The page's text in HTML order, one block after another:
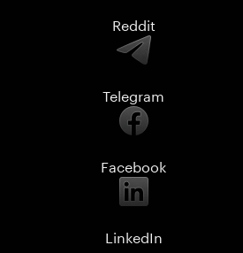
Reddit
Telegram
Facebook
LinkedIn